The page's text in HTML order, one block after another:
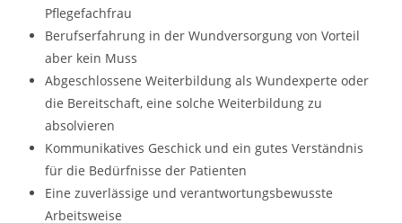
Pflegefachfrau
Berufserfahrung in der Wundversorgung von Vorteil
aber kein Muss
Abgeschlossene Weiterbildung als Wundexperte oder
die Bereitschaft, eine solche Weiterbildung zu
absolvieren
Kommunikatives Geschick und ein gutes Verständnis
für die Bedürfnisse der Patienten
Eine zuverlässige und verantwortungsbewusste
Arbeitsweise